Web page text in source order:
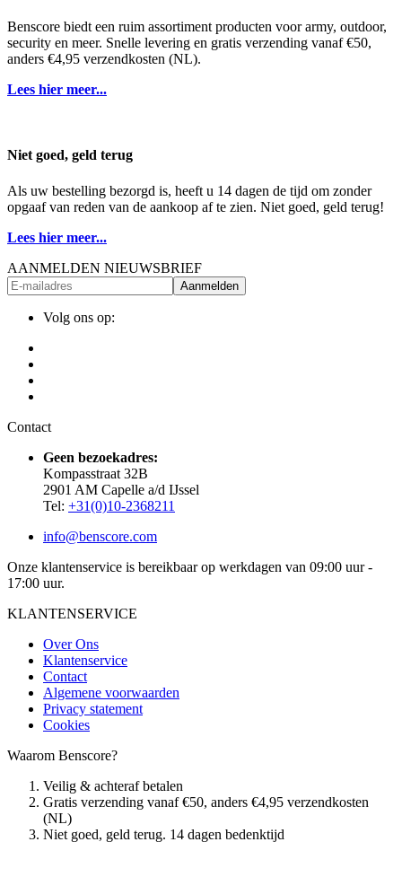
Benscore biedt een ruim assortiment producten voor army, outdoor,
security en meer. Snelle levering en gratis verzending vanaf €50,
anders €4,95 verzendkosten (NL).
Lees hier meer...
Niet goed, geld terug
Als uw bestelling bezorgd is, heeft u 14 dagen de tijd om zonder
opgaaf van reden van de aankoop af te zien. Niet goed, geld terug!
Lees hier meer...
AANMELDEN NIEUWSBRIEF
Aanmelden
Volg ons op:
Contact
Geen bezoekadres:
Kompasstraat 32B
2901 AM Capelle a/d IJssel
Tel: +31(0)10-2368211
info@benscore.com
Onze klantenservice is bereikbaar op werkdagen van 09:00 uur -
17:00 uur.
KLANTENSERVICE
Over Ons
Klantenservice
Contact
Algemene voorwaarden
Privacy statement
Cookies
Waarom Benscore?
Veilig & achteraf betalen
Gratis verzending vanaf €50, anders €4,95 verzendkosten
(NL)
Niet goed, geld terug. 14 dagen bedenktijd